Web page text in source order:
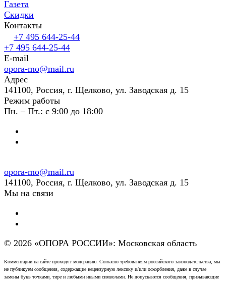
Газета
Скидки
Контакты
+7 495 644-25-44
+7 495 644-25-44
E-mail
opora-mo@mail.ru
Адрес
141100, Россия, г. Щелково, ул. Заводская д. 15
Режим работы
Пн. – Пт.: с 9:00 до 18:00
opora-mo@mail.ru
141100, Россия, г. Щелково, ул. Заводская д. 15
Мы на связи
© 2026 «ОПОРА РОССИИ»: Московская область
Комментарии на сайте проходят модерацию. Согласно требованиям российского законодательства, мы
не публикуем сообщения, содержащие нецензурную лексику и/или оскорбления, даже в случае
замены букв точками, тире и любыми иными символами. Не допускаются сообщения, призывающие